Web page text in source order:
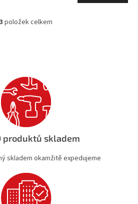
O
c
í
p
r
v
k
y
ý
i
s
u
3 položek celkem
produktů skladem
skladem okamžitě expedujeme